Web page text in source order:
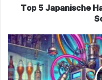
Top 5 Japanische
Top
Bierbrausets
für